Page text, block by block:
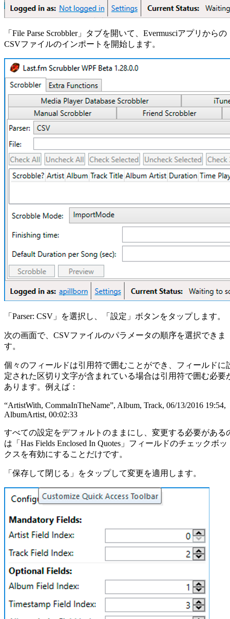
「File Parse Scrobbler」タブを開いて、Evermusciアプリからの
CSVファイルのインポートを開始します。
「Parser: CSV」を選択し、「設定」ボタンをタップします。
次の画面で、CSVファイルのパラメータの順序を選択できま
す。
個々のフィールドは引用符で囲むことができ、フィールドに
定された区切り文字が含まれている場合は引用符で囲む必要
あります。例えば：
“ArtistWith, CommaInTheName”, Album, Track, 06/13/2016 19:54,
AlbumArtist, 00:02:33
すべての設定をデフォルトのままにし、変更する必要がある
は「Has Fields Enclosed In Quotes」フィールドのチェックボッ
クスを有効にすることだけです。
「保存して閉じる」をタップして変更を適用します。